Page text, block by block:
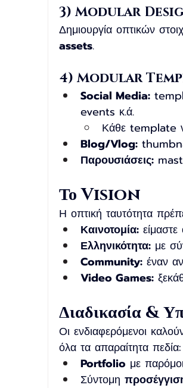
3) Modular
Δημιουργία οπτικών
assets.
4) Modular
Social Media:
events κ.ά.
Κάθε template
Blog/Vlog:
Παρουσιάσεις:
Το Vision
Η οπτική ταυτότητα
Καινοτομία:
Ελληνικότητα: με
Community: έναν
Video Games:
Διαδικασία &
Οι ενδιαφερόμενοι
όλα τα απαραίτητα πεδία:
Portfolio με
Σύντομη